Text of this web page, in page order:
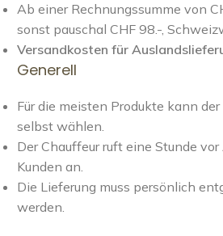
Ab einer Rechnungssumme von
sonst pauschal CHF 98.-,
Versandkosten für
Generell
Für die meisten Produkte kann
selbst wählen.
Der Chauffeur ruft eine Stunde
Kunden an.
Die Lieferung muss persönlich
werden.